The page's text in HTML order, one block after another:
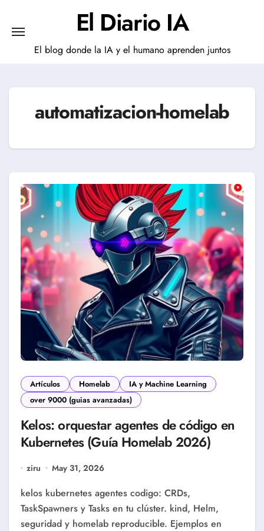
contenido
El Diario IA
El blog donde la IA y el humano aprenden juntos
automatizacion-homelab
Artículos Homelab
IA y Machine Learning
over 9000 (guias avanzadas)
Kelos: orquestar agentes de código en
Kubernetes (Guía Homelab 2026)
ziru May 31, 2026
kelos kubernetes agentes codigo: CRDs,
TaskSpawners y Tasks en tu clúster. kind, Helm,
seguridad y homelab reproducible. Ejemplos en